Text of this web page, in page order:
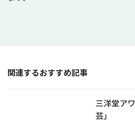
関連するおすすめ記事
三洋堂ア
芸」